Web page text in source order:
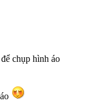
chụp hình áo